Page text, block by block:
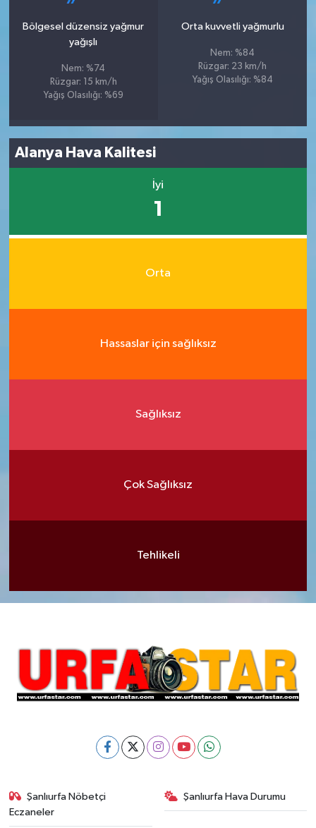
Bölgesel düzensiz yağmur
yağışlı
Nem: %74
Rüzgar: 15 km/h
Yağış Olasılığı: %69
Orta kuvvetli yağmurlu
Nem: %84
Rüzgar: 23 km/h
Yağış Olasılığı: %84
Alanya Hava Kalitesi
İyi
1
Orta
Hassaslar için sağlıksız
Sağlıksız
Çok Sağlıksız
Tehlikeli
Şanlıurfa Nöbetçi
Eczaneler
Şanlıurfa Hava Durumu